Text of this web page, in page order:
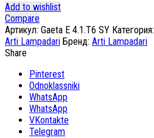
Add to wishlist
Compare
Артикул: Gaeta E 4.1.T6 SY Категория:
Arti Lampadari Бренд: Arti Lampadari
Share
Pinterest
Odnoklassniki
WhatsApp
WhatsApp
VKontakte
Telegram